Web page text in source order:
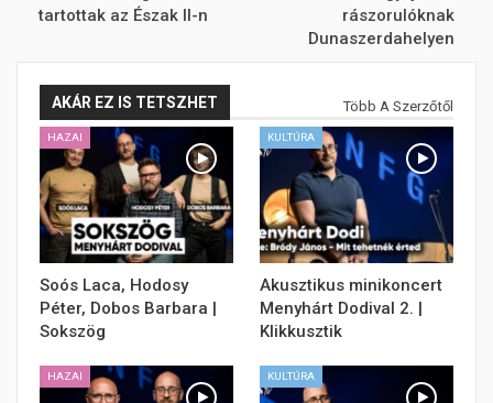
tartottak az Észak II-n
rászorulóknak
Dunaszerdahelyen
AKÁR EZ IS TETSZHET Több A Szerzőtől
HAZAI
Soós Laca, Hodosy
Péter, Dobos Barbara |
Sokszög
KULTÚRA
Akusztikus minikoncert
Menyhárt Dodival 2. |
Klikkusztik
HAZAI KULTÚRA